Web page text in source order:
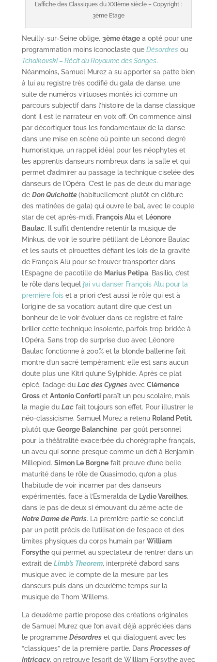
L’affiche des Classiques du XXIème siècle – Copyright :
3ème Etage
Neuilly-sur-Seine oblige, 3ème étagea opté pour une
programmation moins iconoclaste que Désordres ou
Tchaikovski – Récit du Royaume des Songes.
Néanmoins, Samuel Murez a su apporter sa patte bien
à lui au registre très codifié du gala de danse, une
suite de numéros virtuoses montés ici comme un
parcours subjectif dans l’histoire de la danse classique
dont il est le narrateur en voix off. On commence ainsi
par décortiquer tous les fondamentaux de la danse
dans une mise en scène où pointe un second degré
humoristique, un rappel idéal pour les néophytes et
les apprentis danseurs nombreux dans la salle et qui
permet d’admirer au passage la technique ciselée des
danseurs de l’Opéra. C’est le pas de deux du mariage
de Don Quichotte(habituellement plutôt en clôture
des matinées de gala) qui ouvre le bal, avec le couple
star de cet après-midi, François Alu et Léonore
Baulac. Il suffit d’entendre retentir la musique de
Minkus, de voir le sourire pétillant de Léonore Baulac
et les sauts et pirouettes défiant les lois de la gravité
de François Alu pour se trouver transporter dans
l’Espagne de pacotille de Marius Petipa. Basilio, c’est
le rôle dans lequel j’ai vu danser François Alupour la
première foiset a priori c’est aussi le rôle qui est à
l’origine de sa vocation: autant dire que c’est un
bonheur de le voir évoluer dans ce registre et faire
briller cette technique insolente, parfois trop bridée à
l’Opéra. Sans trop de surprise duo avec Léonore
Baulac fonctionne à 200% et la blonde ballerine fait
montre d’un sacré tempérament: elle est sans aucun
doute plus une Kitri qu’une Sylphide. Après ce plat
épicé, l’adage du Lac des Cygnesavec Clémence
Grosset Antonio Conforti paraît un peu scolaire, mais
la magie du Lacfait toujours son effet. Pour illustrer le
néo-classicisme, Samuel Murez a retenu Roland Petit,
plutôt que George Balanchine, par goût personnel
pour la théâtralité exacerbée du chorégraphe français,
un aveu qui sonne presque comme un défi à Benjamin
Millepied. Simon Le Borgnefait preuve d’une belle
maturité dans le rôle de Quasimodo, qu’on a plus
l’habitude de voir incarner par des danseurs
expérimentés, face à l’Esmeralda de Lydie Vareilhes,
dans le pas de deux si émouvant du 2ème acte de
Notre Dame de Paris. La première partie se conclut
par un petit précis de l’utilisation de l’espace et des
limites physiques du corps humain par William
Forsythequi permet au spectateur de rentrer dans un
extrait de Limb’s Theorem, interprété d’abord sans
musique avec le compte de la mesure par les
danseurs puis dans un deuxième temps sur la
musique de Thom Willems.
La deuxième partie propose des créations originales
de Samuel Murez que l’on avait déjà appréciées dans
le programme Désordreset qui dialoguent avec les
“classiques” de la première partie. Dans Processes of
Intricacy, on retrouve l’esprit de William Forsythe avec